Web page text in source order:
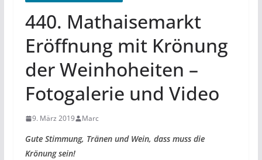
440. Mathaisemarkt
Eröffnung mit Krönung
der Weinhoheiten –
Fotogalerie und Video
9. März 2019 Marc
Gute Stimmung, Tränen und Wein, dass muss die
Krönung sein!